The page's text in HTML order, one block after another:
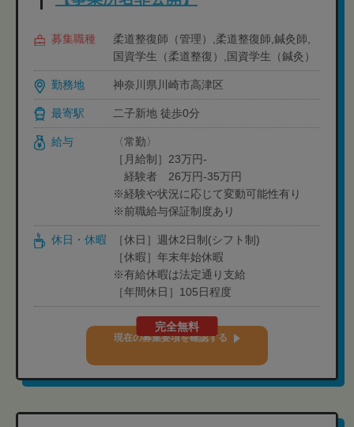
募集職種
柔道整復師（管理）,柔道整復師,鍼灸師,
国資学生（柔道整復）,国資学生（鍼灸）
勤務地 神奈川県川崎市高津区
最寄駅 二子新地 徒歩0分
給与
〈常勤〉
［月給制］23万円-
経験者 26万円-35万円
※経験や状況に応じて変動可能性有り
※前職給与保証制度あり
休日・休暇
［休日］週休2日制(シフト制)
［休暇］年末年始休暇
※有給休暇は法定通り支給
［年間休日］105日程度
完全無料
現在の募集要項を確認する